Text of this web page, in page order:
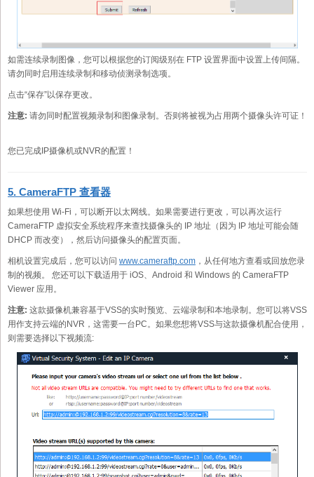
如需连续录制图像，您可以根据您的订阅级别在 FTP 设置界面中设置上传间隔。
请勿同时启用连续录制和移动侦测录制选项。
点击“保存”以保存更改。
注意: 请勿同时配置视频录制和图像录制。否则将被视为占用两个摄像头许可证！
您已完成IP摄像机或NVR的配置！
5. CameraFTP 查看器
如果想使用 Wi-Fi，可以断开以太网线。如果需要进行更改，可以再次运行
CameraFTP 虚拟安全系统程序来查找摄像头的 IP 地址（因为 IP 地址可能会随
DHCP 而改变），然后访问摄像头的配置页面。
相机设置完成后，您可以访问 www.cameraftp.com ，从任何地方查看或回放您录
制的视频。 您还可以下载适用于 iOS、Android 和 Windows 的 CameraFTP
Viewer 应用。
注意: 这款摄像机兼容基于VSS的实时预览、云端录制和本地录制。您可以将VSS
用作支持云端的NVR，这需要一台PC。如果您想将VSS与这款摄像机配合使用，
则需要选择以下视频流: